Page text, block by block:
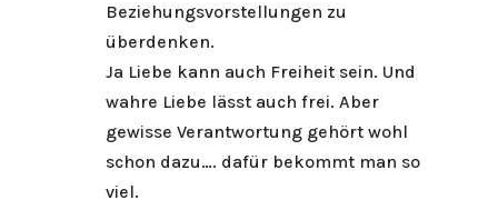
Beziehungsvorstellungen zu
überdenken.
Ja Liebe kann auch Freiheit sein. Und
wahre Liebe lässt auch frei. Aber
gewisse Verantwortung gehört wohl
schon dazu…. dafür bekommt man so
viel.